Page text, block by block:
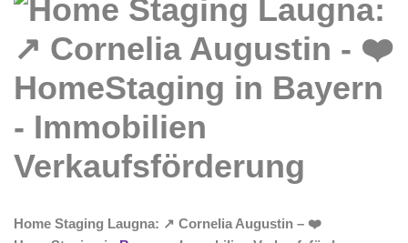
Home Staging Laugna: ↗️ Cornelia Augustin – ❤️